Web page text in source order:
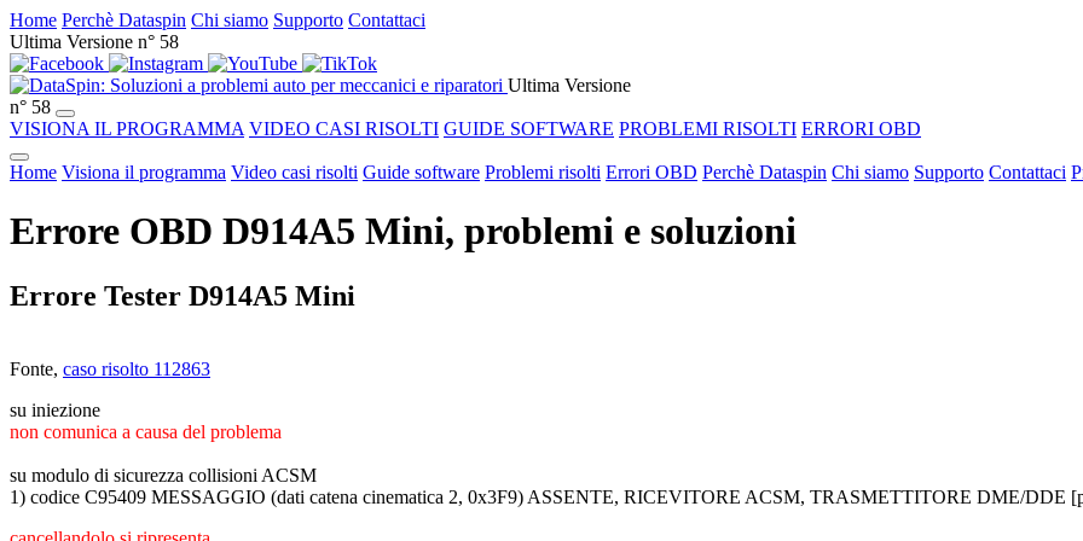
Home Perchè Dataspin Chi siamo Supporto Contattaci
Ultima Versione n° 58
Ultima Versione
n° 58
VISIONA IL PROGRAMMA VIDEO CASI RISOLTI GUIDE SOFTWARE PROBLEMI RISOLTI ERRORI OBD
Home Visiona il programma Video casi risolti Guide software Problemi risolti Errori OBD Perchè Dataspin Chi siamo Supporto Contattaci
Errore OBD D914A5 Mini, problemi e soluzioni
Errore Tester D914A5 Mini
Fonte, caso risolto 112863
su iniezione
non comunica a causa del problema
su modulo di sicurezza collisioni ACSM
1) codice C95409 MESSAGGIO (dati catena cinematica 2, 0x3F9) ASSENTE, RICEVITORE ACSM, TRASMETTITORE DME/DDE